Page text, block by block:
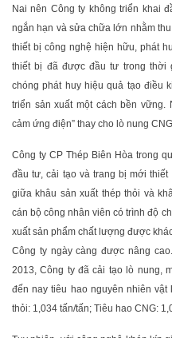
Nai nên Công ty không triển khai
ngắn hạn và sửa chữa lớn nhằm
thiết bị công nghệ hiện hữu, phát
thiết bị đã được đầu tư trong thời
chóng phát huy hiệu quả tạo điều
triển sản xuất một cách bền vững.
cảm ứng điện” thay cho lò nung
Công ty CP Thép Biên Hòa trong
đầu tư, cải tạo và trang bị mới
giữa khâu sản xuất thép thỏi và
cán bộ công nhân viên có trình độ
xuất sản phẩm chất lượng được
Công ty ngày càng được nâng
2013, Công ty đã cải tạo lò nung,
đến nay tiêu hao nguyên nhiên
thỏi: 1,034 tấn/tấn; Tiêu hao CNG: